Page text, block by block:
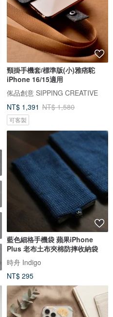
頸掛手機套/標準版(小)雅痞駝
iPhone 16/15適用
俬品創意 SIPPING CREATIVE
NT$ 1,391 NT$ 1,580
可客製
藍色細格手機袋 蘋果iPhone
Plus 老布土布夾棉防摔收納袋
時舟 Indigo
NT$ 295